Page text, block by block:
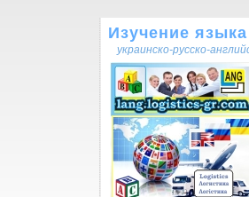
Изучение
украинско-русско-